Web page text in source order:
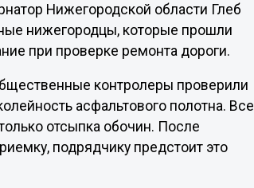
Нижегородской области Глеб
нижегородцы, которые прошли
при проверке ремонта дороги.
контролеры проверили
асфальтового полотна. Все
отсыпка обочин. После
подрядчику предстоит это